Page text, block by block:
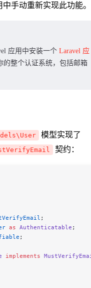
手动重新实现此功能。
应用中安装一个 Laravel 应
的整个认证系统，包括邮箱
模型实现了
契约：
;
as Authenticatable ;
;
implements